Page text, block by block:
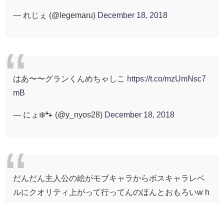
— れじぇ (@legemaru) December 18, 2018
はあ〜〜グランくんめちゃしこ
https://t.co/mzUmNsc7
mB
— にょ❄️🐾 (@y_nyos28) December 18, 2018
だんだん主人公の絵がモブキャラからボスキャラレベ
ルにクオリティ上がって行ってんのほんとおもろいw h